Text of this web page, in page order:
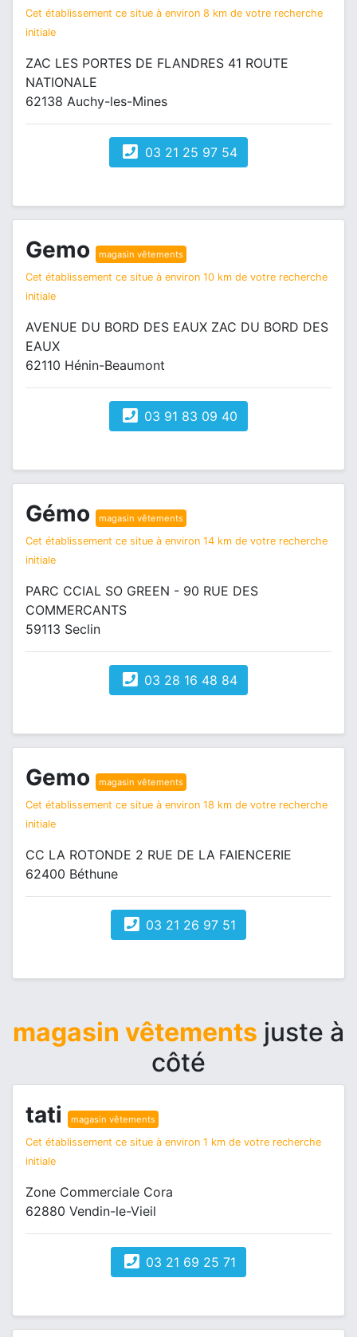
Cet établissement ce situe à environ 8 km de votre recherche
initiale
ZAC LES PORTES DE FLANDRES 41 ROUTE
NATIONALE
62138 Auchy-les-Mines
03 21 25 97 54
Gemo magasin vêtements
Cet établissement ce situe à environ 10 km de votre recherche
initiale
AVENUE DU BORD DES EAUX ZAC DU BORD DES
EAUX
62110 Hénin-Beaumont
03 91 83 09 40
Gémo magasin vêtements
Cet établissement ce situe à environ 14 km de votre recherche
initiale
PARC CCIAL SO GREEN - 90 RUE DES
COMMERCANTS
59113 Seclin
03 28 16 48 84
Gemo magasin vêtements
Cet établissement ce situe à environ 18 km de votre recherche
initiale
CC LA ROTONDE 2 RUE DE LA FAIENCERIE
62400 Béthune
03 21 26 97 51
magasin vêtements juste à
côté
tati magasin vêtements
Cet établissement ce situe à environ 1 km de votre recherche
initiale
Zone Commerciale Cora
62880 Vendin-le-Vieil
03 21 69 25 71